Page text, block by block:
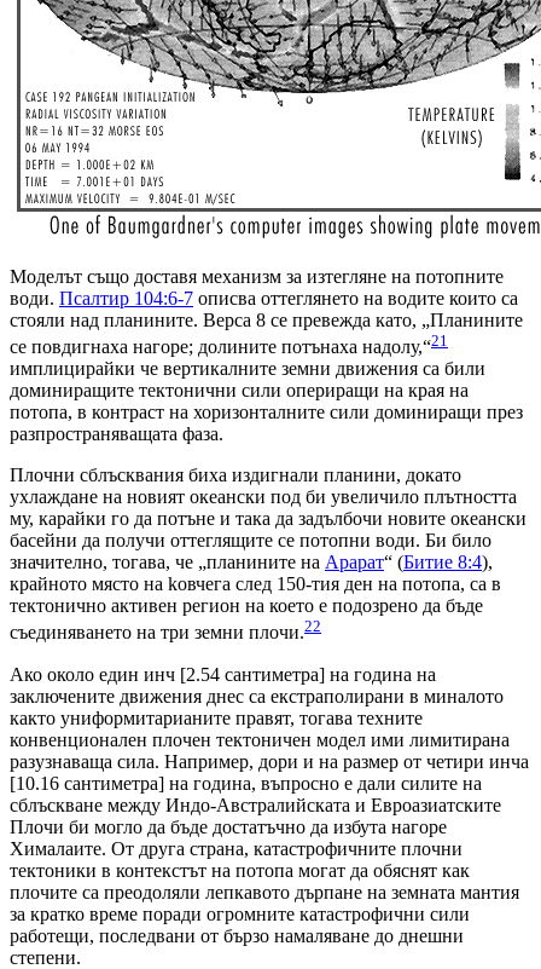
Моделът също доставя механизм за изтегляне на потопните
води. Псалтир 104:6-7 описва оттеглянето на водите които са
стояли над планините. Верса 8 се превежда като, „Планините
се повдигнаха нагоре; долините потънаха надолу,“21
имплицирайки че вертикалните земни движения са били
доминиращите тектонични сили опериращи на края на
потопа, в контраст на хоризонталните сили доминиращи през
разпространяващата фаза.
Плочни сблъсквания биха издигнали планини, докато
ухлаждане на новият океански под би увеличило плътността
му, карайки го да потъне и така да задълбочи новите океански
басейни да получи оттеглящите се потопни води. Би било
значително, тогава, че „планините на Арарат“ (Битие 8:4),
крайното място на koвчега след 150-тия ден на потопа, са в
тектонично активен регион на което е подозрено да бъде
съединяването на три земни плочи.22
Ако около един инч [2.54 cантиметра] на година на
заключените движения днес са екстраполирани в миналото
както униформитарианите правят, тогава техните
конвенционален плочен тектоничен модел ими лимитирана
разузнаваща сила. Например, дори и на размер от четири инча
[10.16 сантиметра] на година, въпросно е дали силите на
сблъскване между Индо-Австралийската и Евроазиатските
Плочи би могло да бъде достатъчно да избута нагоре
Хималаите. От друга страна, катастрофичните плочни
тектоники в контекстът на потопа могат да обяснят как
плочите са преодоляли лепкавото дърпане на земната мантия
за кратко време поради огромните катастрофични сили
работещи, последвани от бързо намаляване до днешни
степени.